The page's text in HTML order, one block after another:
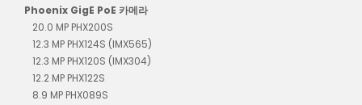
Phoenix GigE PoE 카메라
20.0 MP PHX200S
12.3 MP PHX124S (IMX565)
12.3 MP PHX120S (IMX304)
12.2 MP PHX122S
8.9 MP PHX089S